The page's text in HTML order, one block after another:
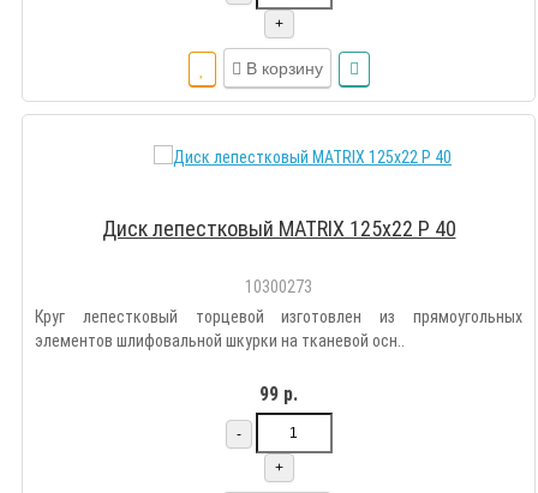
+
В корзину
Диск лепестковый MATRIX 125х22 Р 40
10300273
Круг лепестковый торцевой изготовлен из прямоугольных
элементов шлифовальной шкурки на тканевой осн..
99 р.
-
+